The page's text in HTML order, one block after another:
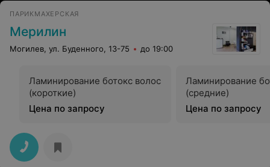
ПАРИКМАХЕРСКАЯ
Мерилин
Могилев, ул. Буденного, 13-75 до 19:00
Ламинирование ботокс волос
(короткие)
Цена по запросу
Ламинирование
(средние)
Цена по запросу